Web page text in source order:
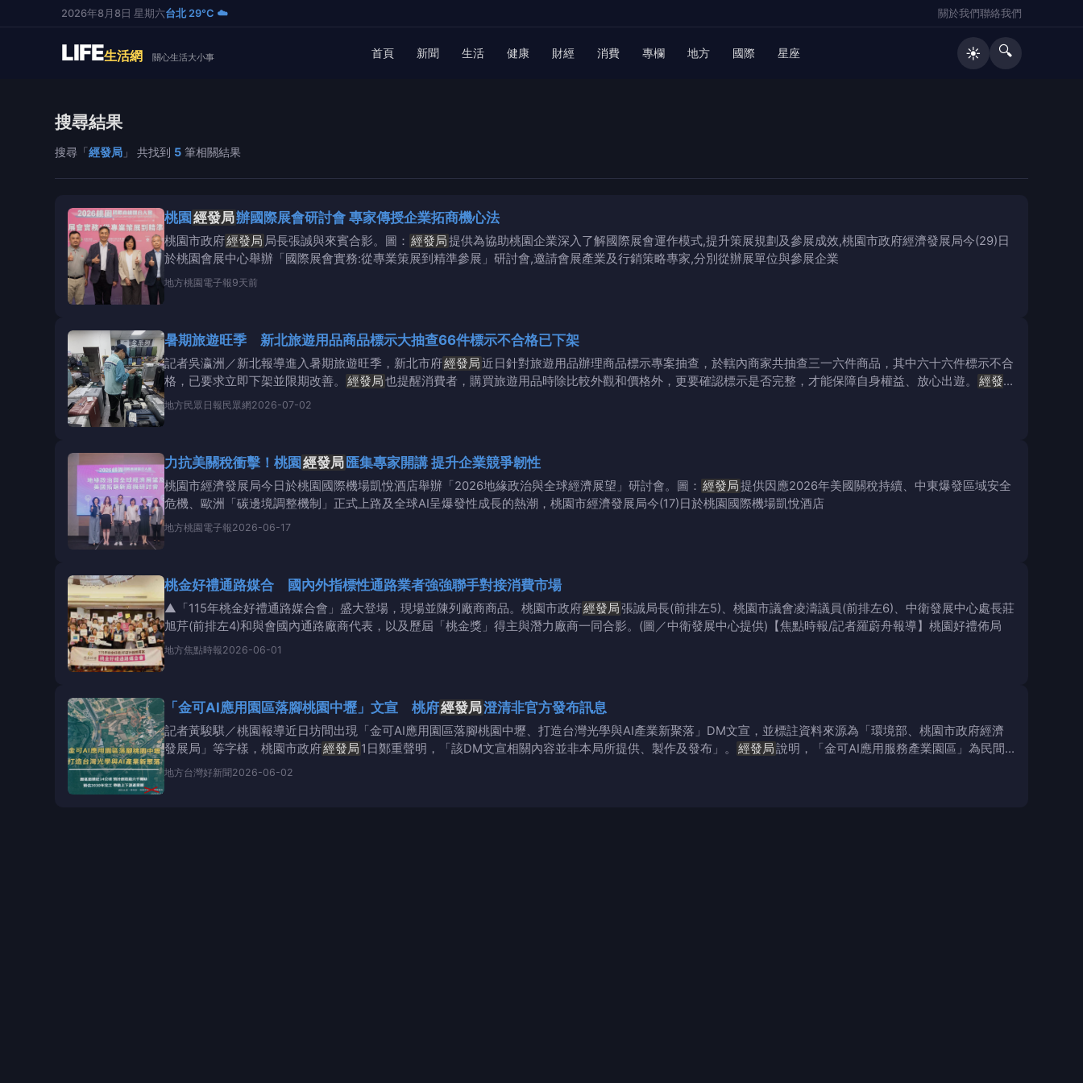
2026年8月8日 星期六台北 29°C ☁️ 關於我們聯絡我們
LIFE生活網 關心生活大小事 首頁 新聞 生活 健康 財經 消費 專欄 地方 國際 星座 ☀️ 🔍
搜尋結果
搜尋「經發局 」 共找到 5 筆相關結果
桃園 經發局辦國際展會研討會 專家傳授企業拓商機心法
桃園市政府經發局 局長張誠與來賓合影。圖： 經發局提供為協助桃園企業深入了解國際展會運作模式,提升策展規劃及參展成效,桃園市政府經濟發展局今(29)日
於桃園會展中心舉辦「國際展會實務:從專業策展到精準參展」研討會,邀請會展產業及行銷策略專家,分別從辦展單位與參展企業
地方桃園電子報9天前
暑期旅遊旺季 新北旅遊用品商品標示大抽查66件標示不合格已下架
記者吳瀛洲／新北報導進入暑期旅遊旺季，新北市府經發局近日針對旅遊用品辦理商品標示專案抽查，於轄內商家共抽查三一六件商品，其中六十六件標示不合
格，已要求立即下架並限期改善。
經發局也提醒消費者，購買旅遊用品時除比較外觀和價格外，更要確認標示是否完整，才能保障自身權益、放心出遊。
經發
局長
地方民眾日報民眾網2026-07-02
力抗美關稅衝擊！桃園 經發局 匯集專家開講 提升企業競爭韌性
桃園市經濟發展局今日於桃園國際機場凱悅酒店舉辦「2026地緣政治與全球經濟展望」研討會。圖： 經發局提供因應2026年美國關稅持續、中東爆發區域安全
危機、歐洲「碳邊境調整機制」正式上路及全球AI呈爆發性成長的熱潮，桃園市經濟發展局今(17)日於桃園國際機場凱悅酒店
地方桃園電子報2026-06-17
桃金好禮通路媒合 國內外指標性通路業者強強聯手對接消費市場
▲「115年桃金好禮通路媒合會」盛大登場，現場並陳列廠商商品。桃園市政府經發局張誠局長(前排左5)、桃園市議會凌濤議員(前排左6)、中衛發展中心處長莊
旭芹(前排左4)和與會國內通路廠商代表，以及歷屆「桃金獎」得主與潛力廠商一同合影。(圖／中衛發展中心提供)【焦點時報/記者羅蔚舟報導】桃園好禮佈局
地方焦點時報2026-06-01
「金可AI應用園區落腳桃園中壢」文宣 桃府經發局澄清非官方發布訊息
記者黃駿騏／桃園報導近日坊間出現「金可AI應用園區落腳桃園中壢、打造台灣光學與AI產業新聚落」DM文宣，並標註資料來源為「環境部、桃園市政府經濟
發展局」等字樣，桃園市政府經發局 1日鄭重聲明，「該DM文宣相關內容並非本局所提供、製作及發布」。 經發局說明，「金可AI應用服務產業園區」為民間
開發園區，業者
地方台灣好新聞 2026-06-02